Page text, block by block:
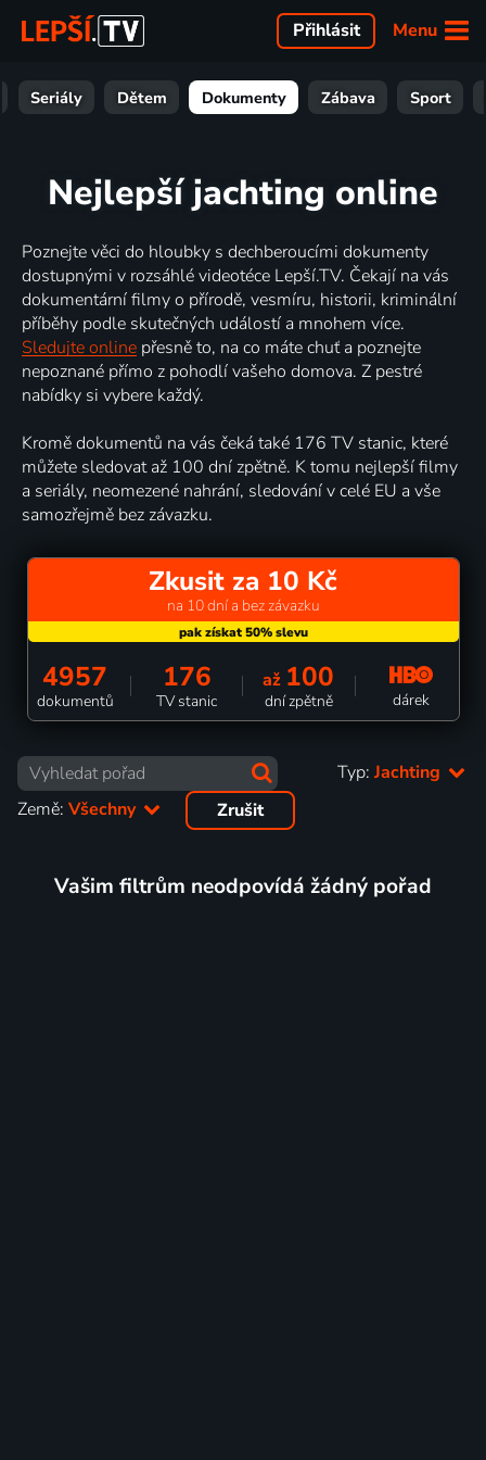
Menu
Přihlásit
Seriály Dětem Dokumenty Zábava Sport
Nejlepší jachting online
Poznejte věci do hloubky s dechberoucími dokumenty
dostupnými v rozsáhlé videotéce Lepší.TV. Čekají na vás
dokumentární filmy o přírodě, vesmíru, historii, kriminální
příběhy podle skutečných událostí a mnohem více.
Sledujte online přesně to, na co máte chuť a poznejte
nepoznané přímo z pohodlí vašeho domova. Z pestré
nabídky si vybere každý.
Kromě dokumentů na vás čeká také 176 TV stanic, které
můžete sledovat až 100 dní zpětně. K tomu nejlepší filmy
a seriály, neomezené nahrání, sledování v celé EU a vše
samozřejmě bez závazku.
Zkusit za 10 Kč
na 10 dní a bez závazku
4957
dokumentů
176
TV stanic
až 100
dní zpětně dárek
Typ: Jachting
Země: Všechny Zrušit
Vašim filtrům neodpovídá žádný pořad